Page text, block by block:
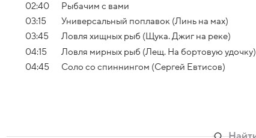
02:40
Рыбачим с вами
03:15
Универсальный поплавок (Линь на мах)
03:45
Ловля хищных рыб (Щука. Джиг на реке)
04:15
Ловля мирных рыб (Лещ. На бортовую удочку)
04:45
Соло со спиннингом (Сергей Евтисов)